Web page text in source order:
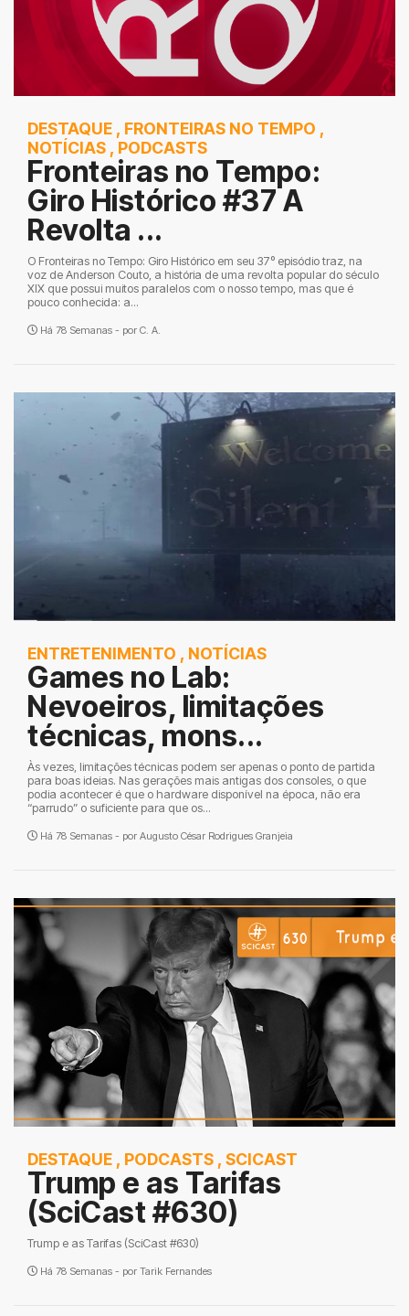
DESTAQUE , FRONTEIRAS NO TEMPO ,
NOTÍCIAS , PODCASTS
Fronteiras no Tempo:
Giro Histórico #37 A
Revolta ...
O Fronteiras no Tempo: Giro Histórico em seu 37º episódio traz, na
voz de Anderson Couto, a história de uma revolta popular do século
XIX que possui muitos paralelos com o nosso tempo, mas que é
pouco conhecida: a...
Há 78 Semanas - por C. A.
ENTRETENIMENTO , NOTÍCIAS
Games no Lab:
Nevoeiros, limitações
técnicas, mons...
Às vezes, limitações técnicas podem ser apenas o ponto de partida
para boas ideias. Nas gerações mais antigas dos consoles, o que
podia acontecer é que o hardware disponível na época, não era
“parrudo” o suficiente para que os...
Há 78 Semanas - por Augusto César Rodrigues Granjeia
DESTAQUE , PODCASTS , SCICAST
Trump e as Tarifas
(SciCast #630)
Trump e as Tarifas (SciCast #630)
Há 78 Semanas - por Tarik Fernandes